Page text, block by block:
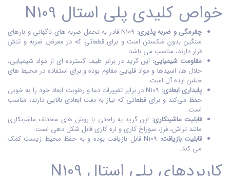
خواص کلیدی پلی استال N109
چقرمگی و ضربه پذیری:
N109 قادر به تحمل ضربه‌ های ناگهانی و بارهای
سنگین بدون شکستن است و برای قطعاتی که در معرض ضربه و تنش
قرار دارند، مناسب می‌ باشد.
مقاومت شیمیایی: این گرید در برابر طیف گسترده‌ ای از مواد شیمیایی،
حلال‌ ها، اسیدها و مواد قلیایی مقاوم بوده و برای استفاده در محیط‌ های
خشن ایده‌ آل است.
پایداری ابعادی:
N109 در برابر تغییرات دما و رطوبت ابعاد خود را به خوبی
حفظ می‌کند و برای قطعاتی که نیاز به دقت ابعادی بالایی دارند، مناسب
است.
قابلیت ماشینکاری: این گرید به راحتی با روش‌ های مختلف ماشینکاری
مانند تراش، فرز، سوراخ‌ کاری و اره‌ کاری قابل شکل‌ دهی است.
قابلیت بازیافت:
N109 قابل بازیافت بوده و به حفظ محیط زیست کمک
می‌ کند.